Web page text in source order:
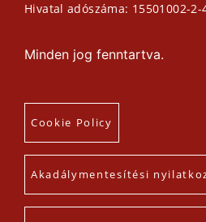
Hivatal adószáma: 15501002-2-
Minden jog fenntartva.
Cookie Policy
Akadálymentesítési